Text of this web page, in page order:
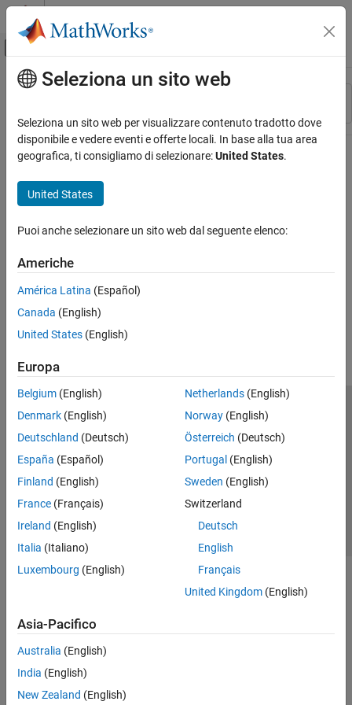
Vai al contenuto
Attiva/disattiva menu di navigazione
Risorsa
Stato
Contenuto principale
Seleziona un sito web
Seleziona un sito web per visualizzare contenuto tradotto dove
disponibile e vedere eventi e offerte locali. In base alla tua area
geografica, ti consigliamo di selezionare:United States.
United States
Puoi anche selezionare un sito web dal seguente elenco:
Americhe
América Latina (Español)
Canada (English)
United States (English)
Europa
Belgium (English)
Denmark (English)
Deutschland (Deutsch)
España (Español)
Finland (English)
France (Français)
Ireland (English)
Italia (Italiano)
Luxembourg (English)
Netherlands(English)
Norway(English)
Österreich (Deutsch)
Portugal (English)
Sweden (English)
Switzerland
Deutsch
English
Français
United Kingdom(English)
Asia-Pacifico
Australia (English)
India (English)
New Zealand (English)
Centro di fiducia
Informativa sulla privacy
Antipirateria
Stato dell'applicazione
Contatti
© 1994-2026 The MathWorks, Inc.